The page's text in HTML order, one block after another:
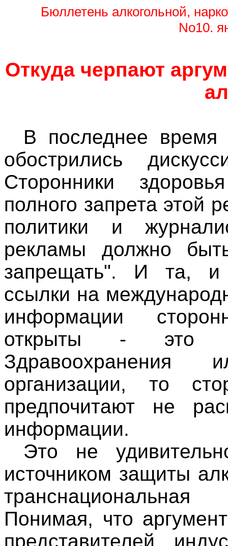
Бюллетень алкогольной,
No10.
Откуда черпают
В последнее
обострились
Сторонники
полного запрета этой
политики и
рекламы должно
запрещать". И та, и
ссылки на
информации
открыты - это
Здравоохранения
организации, то
предпочитают не
информации.
Это не
источником защиты
Понимая, что
представителей